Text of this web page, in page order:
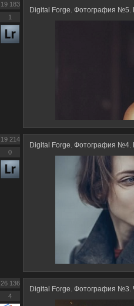
Digital Forge. Фотография №5.
19 183
1
Digital Forge. Фотография №4.
19 214
0
Digital Forge. Фотография №3.
26 136
4